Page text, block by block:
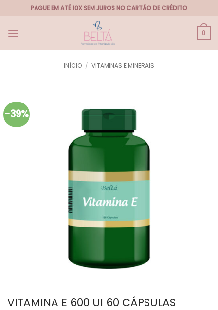
content
PAGUE EM ATÉ 10X SEM JUROS NO CARTÃO DE CRÉDITO
0
INÍCIO / VITAMINAS E MINERAIS
-39%
VITAMINA E 600 UI 60 CÁPSULAS